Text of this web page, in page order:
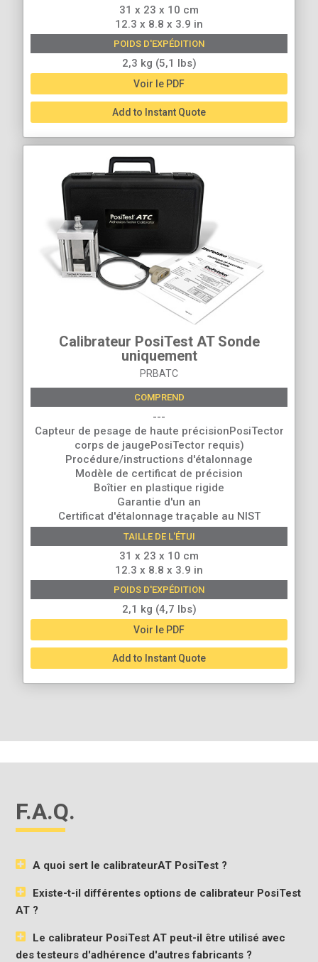
31 x 23 x 10 cm
12.3 x 8.8 x 3.9 in
POIDS D'EXPÉDITION
2,3 kg (5,1 lbs)
Voir le PDF
Add to Instant Quote
Calibrateur PosiTest AT Sonde
uniquement
PRBATC
COMPREND
---
Capteur de pesage de haute précisionPosiTector
corps de jaugePosiTector requis)
Procédure/instructions d'étalonnage
Modèle de certificat de précision
Boîtier en plastique rigide
Garantie d'un an
Certificat d'étalonnage traçable au NIST
TAILLE DE L'ÉTUI
31 x 23 x 10 cm
12.3 x 8.8 x 3.9 in
POIDS D'EXPÉDITION
2,1 kg (4,7 lbs)
Voir le PDF
Add to Instant Quote
F.A.Q.
A quoi sert le calibrateurAT PosiTest ?
Existe-t-il différentes options de calibrateur PosiTest
AT ?
Le calibrateur PosiTest AT peut-il être utilisé avec
des testeurs d'adhérence d'autres fabricants ?